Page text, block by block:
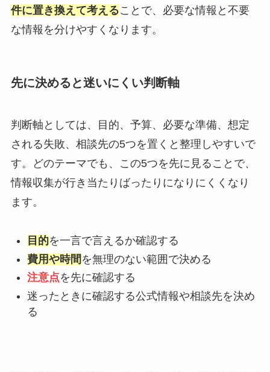
件に置き換えて考えることで、必要な情報と不要
な情報を分けやすくなります。
先に決めると迷いにくい判断軸
判断軸としては、目的、予算、必要な準備、想定
される失敗、相談先の5つを置くと整理しやすいで
す。どのテーマでも、この5つを先に見ることで、
情報収集が行き当たりばったりになりにくくなり
ます。
目的を一言で言えるか確認する
費用や時間 を無理のない範囲で決める
注意点を先に確認する
迷ったときに確認する公式情報や相談先を決め
る